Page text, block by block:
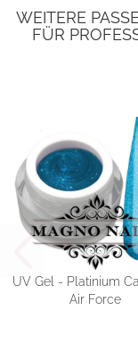
WEITERE
FÜR
UV Gel - Platinium
Air Force